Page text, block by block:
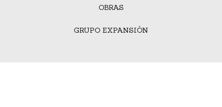
OBRAS
GRUPO EXPANSIÓN